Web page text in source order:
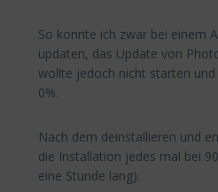
So konnte ich zwar bei einem
updaten, das Update von
wollte jedoch nicht starten
0%.
Nach dem deinstallieren und
die Installation jedes mal bei
eine Stunde lang).